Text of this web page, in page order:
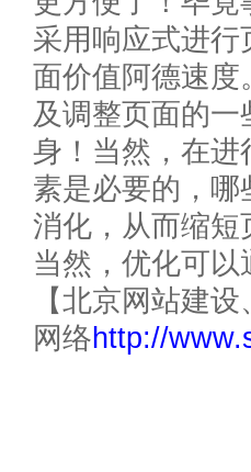
采用响应式进
面价值阿德速度
及调整页面的
身！当然，在进
素是必要的，
消化，从而缩短
当然，优化可
【北京网站建
网络http://